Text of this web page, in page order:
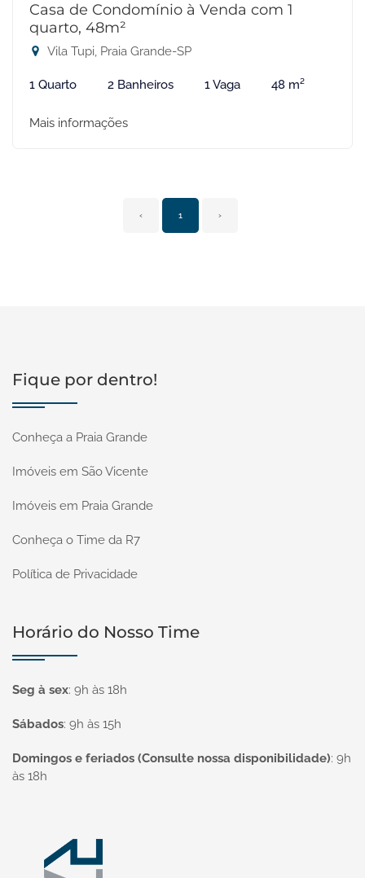
Casa de Condomínio à Venda com 1
quarto, 48m²
Vila Tupi, Praia Grande-SP
1 Quarto 2 Banheiros 1 Vaga 48 m²
Mais informações
‹ 1 ›
Fique por dentro!
Conheça a Praia Grande
Imóveis em São Vicente
Imóveis em Praia Grande
Conheça o Time da R7
Política de Privacidade
Horário do Nosso Time
Seg à sex: 9h às 18h
Sábados: 9h às 15h
Domingos e feriados (Consulte nossa disponibilidade): 9h
às 18h